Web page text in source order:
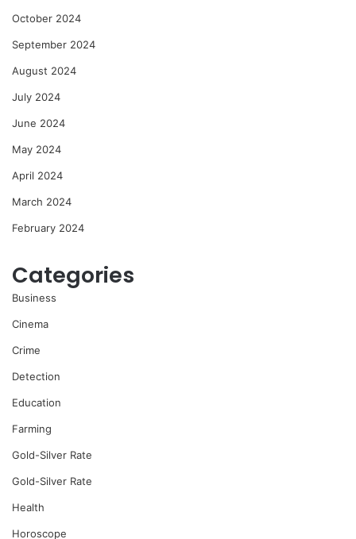
October 2024
September 2024
August 2024
July 2024
June 2024
May 2024
April 2024
March 2024
February 2024
Categories
Business
Cinema
Crime
Detection
Education
Farming
Gold-Silver Rate
Gold-Silver Rate
Health
Horoscope